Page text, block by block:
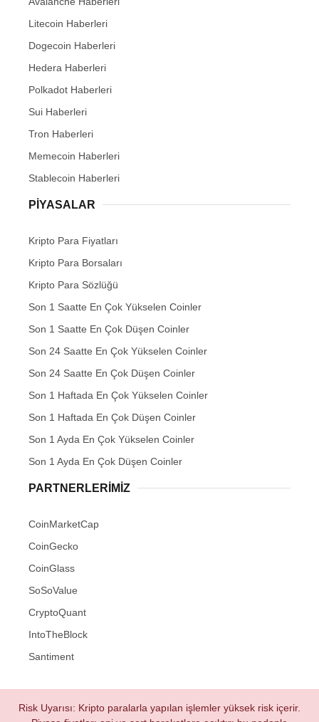
Litecoin Haberleri
Dogecoin Haberleri
Hedera Haberleri
Polkadot Haberleri
Sui Haberleri
Tron Haberleri
Memecoin Haberleri
Stablecoin Haberleri
PIYASALAR
Kripto Para Fiyatları
Kripto Para Borsaları
Kripto Para Sözlüğü
Son 1 Saatte En Çok Yükselen Coinler
Son 1 Saatte En Çok Düşen Coinler
Son 24 Saatte En Çok Yükselen Coinler
Son 24 Saatte En Çok Düşen Coinler
Son 1 Haftada En Çok Yükselen Coinler
Son 1 Haftada En Çok Düşen Coinler
Son 1 Ayda En Çok Yükselen Coinler
Son 1 Ayda En Çok Düşen Coinler
PARTNERLERIMIZ
CoinMarketCap
CoinGecko
CoinGlass
SoSoValue
CryptoQuant
IntoTheBlock
Santiment
Risk Uyarısı: Kripto paralarla yapılan işlemler yüksek risk içerir.